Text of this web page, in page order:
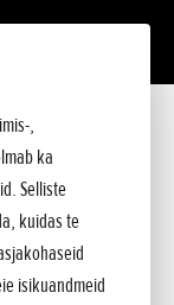
,
ka
Selliste
kuidas te
isikuandmeid